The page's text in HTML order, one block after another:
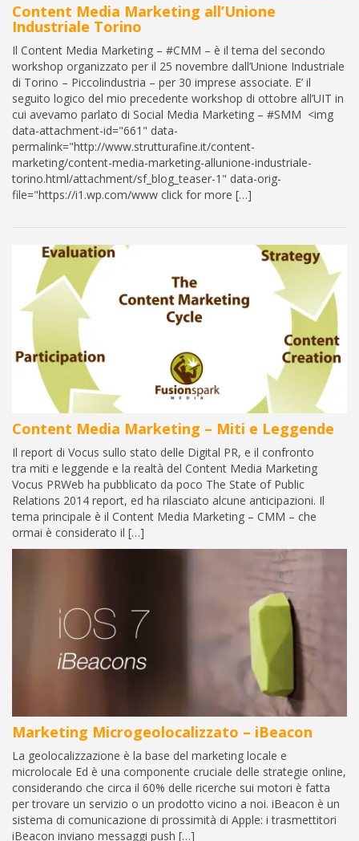
Content Media Marketing all’Unione
Industriale Torino
Il Content Media Marketing – #CMM – è il tema del secondo
workshop organizzato per il 25 novembre dall’Unione Industriale
di Torino – Piccolindustria – per 30 imprese associate. E’ il
seguito logico del mio precedente workshop di ottobre all’UIT in
cui avevamo parlato di Social Media Marketing – #SMM <img
data-attachment-id="661" data-
permalink="http://www.strutturafine.it/content-
marketing/content-media-marketing-allunione-industriale-
torino.html/attachment/sf_blog_teaser-1" data-orig-
file="https://i1.wp.com/www click for more […]
Content Media Marketing – Miti e Leggende
Il report di Vocus sullo stato delle Digital PR, e il confronto
tra miti e leggende e la realtà del Content Media Marketing
Vocus PRWeb ha pubblicato da poco The State of Public
Relations 2014 report, ed ha rilasciato alcune anticipazioni. Il
tema principale è il Content Media Marketing – CMM – che
ormai è considerato il […]
Marketing Microgeolocalizzato – iBeacon
La geolocalizzazione è la base del marketing locale e
microlocale Ed è una componente cruciale delle strategie online,
considerando che circa il 60% delle ricerche sui motori è fatta
per trovare un servizio o un prodotto vicino a noi. iBeacon è un
sistema di comunicazione di prossimità di Apple: i trasmettitori
iBeacon inviano messaggi push […]